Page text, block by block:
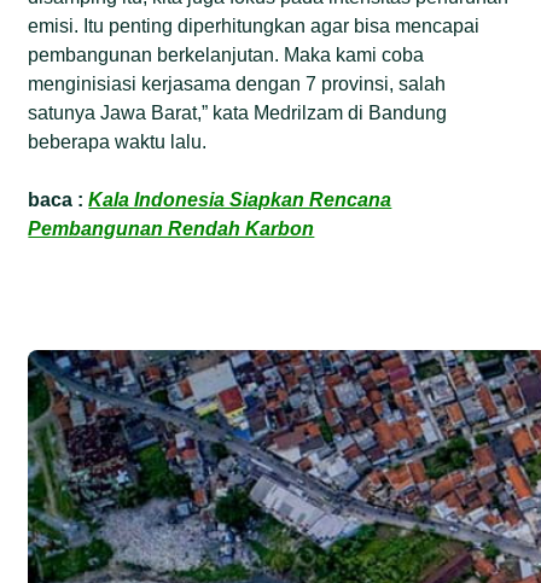
emisi. Itu penting diperhitungkan agar bisa mencapai
pembangunan berkelanjutan. Maka kami coba
menginisiasi kerjasama dengan 7 provinsi, salah
satunya Jawa Barat,” kata Medrilzam di Bandung
beberapa waktu lalu.
baca :Kala Indonesia Siapkan Rencana
Pembangunan Rendah Karbon